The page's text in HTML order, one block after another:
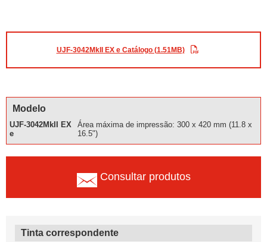
UJF-3042MkII EX e Catálogo (1.51MB)
Modelo
UJF-3042MkII EX
e
Área máxima de impressão: 300 x 420 mm (11.8 x
16.5")
Consultar produtos
Tinta correspondente